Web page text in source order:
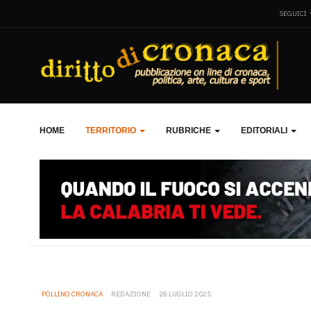
SEGUICI
HOME TERRITORIO RUBRICHE EDITORIALI
POLLINO CRONACA REDAZIONE 28 LUGLIO 2025